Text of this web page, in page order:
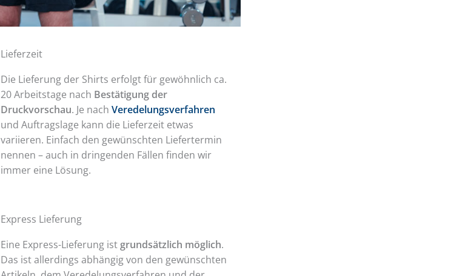
Lieferzeit
Die Lieferung der Shirts erfolgt für gewöhnlich ca.
20 Arbeitstage nach Bestätigung der
Druckvorschau. Je nachVeredelungsverfahren
und Auftragslage kann die Lieferzeit etwas
variieren. Einfach den gewünschten Liefertermin
nennen – auch in dringenden Fällen finden wir
immer eine Lösung.
Express Lieferung
Eine Express-Lieferung ist grundsätzlich möglich.
Das ist allerdings abhängig von den gewünschten